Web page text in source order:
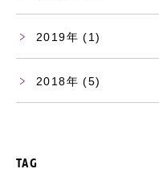
2019 (1)
2018 (5)
TAG